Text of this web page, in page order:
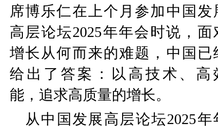
席博乐仁在上个月参加中国发
高层论坛2025年年会时说，面
增长从何而来的难题，中国已
给出了答案：以高技术、高
能，追求高质量的增长。
从中国发展高层论坛2025年